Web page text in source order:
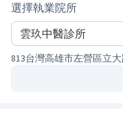
選擇執業院所
813台灣高雄市左營區立